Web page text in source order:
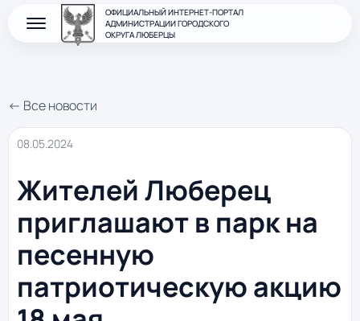
ОФИЦИАЛЬНЫЙ ИНТЕРНЕТ-ПОРТАЛ
АДМИНИСТРАЦИИ ГОРОДСКОГО
ОКРУГА ЛЮБЕРЦЫ
← Все новости
08.05.2024
Жителей Люберец
приглашают в парк на
песенную
патриотическую акцию